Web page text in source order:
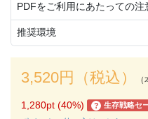
PDFをご利用にあたっての注
推奨環境
3,520円（税込）
1,280pt (40%) ? 生存戦略セ